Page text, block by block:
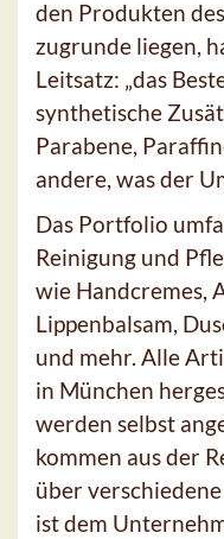
den Produkten
zugrunde liegen,
Leitsatz: „das
synthetische
Parabene,
andere, was der
Das Portfolio
Reinigung und
wie Handcremes,
Lippenbalsam,
und mehr. Alle
in München
werden selbst
kommen aus der
über
ist dem